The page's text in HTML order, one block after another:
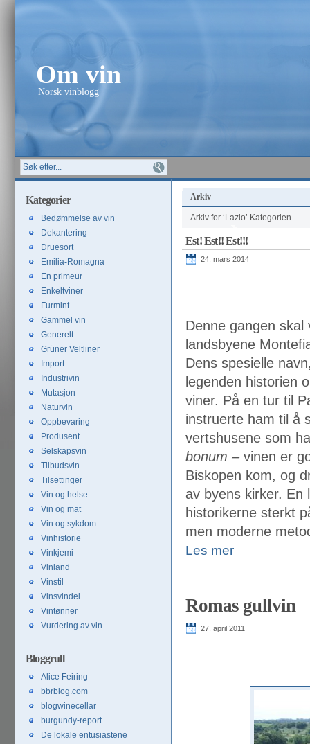
Om vin
Norsk vinblogg
Arkiv
Arkiv for ‘Lazio’ Kategorien
Est! Est!! Est!!!
24. mars 2014
Denne gangen
landsbyene
Dens spesielle
legenden historien
viner. På en tur til
instruerte ham til å
vertshusene som
bonum – vinen er
Biskopen kom, og
av byens kirker. En
historikerne sterkt
men moderne
Les mer
Romas gullvin
27. april 2011
Kategorier
Bedømmelse av vin
Dekantering
Druesort
Emilia-Romagna
En primeur
Enkeltviner
Furmint
Gammel vin
Generelt
Grüner Veltliner
Import
Industrivin
Mutasjon
Naturvin
Oppbevaring
Produsent
Selskapsvin
Tilbudsvin
Tilsettinger
Vin og helse
Vin og mat
Vin og sykdom
Vinhistorie
Vinkjemi
Vinland
Vinstil
Vinsvindel
Vintønner
Vurdering av vin
Bloggrull
Alice Feiring
bbrblog.com
blogwinecellar
burgundy-report
De lokale entusiastene